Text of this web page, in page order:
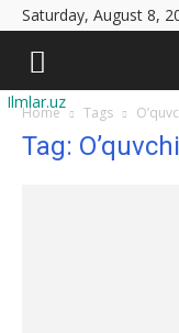
Saturday, August 8,
Ilmlar.uz
Home Tags
Tag: